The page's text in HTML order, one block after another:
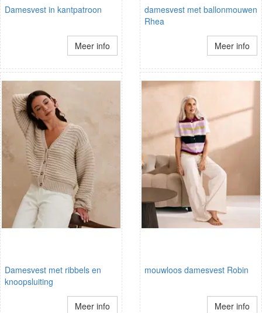
Damesvest in kantpatroon
Meer info
damesvest met ballonmouwen
Rhea
Meer info
Damesvest met ribbels en
knoopsluiting
Meer info
mouwloos damesvest Robin
Meer info